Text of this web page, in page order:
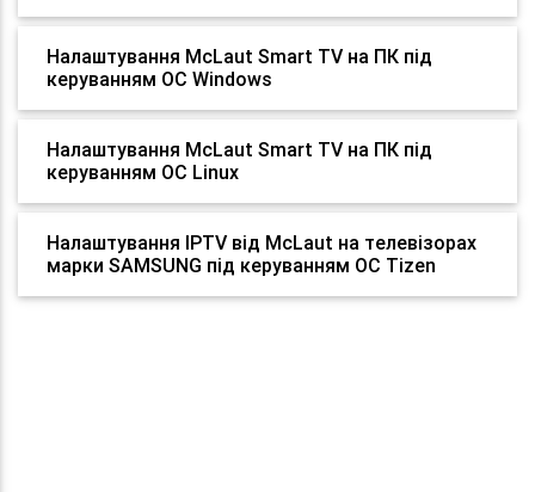
Налаштування McLaut Smart TV на ПК під
керуванням ОС Windows
Налаштування McLaut Smart TV на ПК під
керуванням ОС Linux
Налаштування IPTV від McLaut на телевізорах
марки SAMSUNG під керуванням ОС Tizen